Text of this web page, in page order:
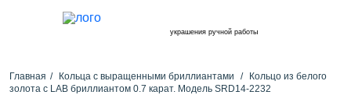
украшения ручной работы
Главная Кольца с выращенными бриллиантами
Кольцо из белого
золота с LAB бриллиантом 0.7 карат. Модель SRD14-2232